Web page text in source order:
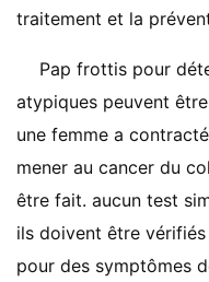
traitement et la
Pap frottis pour
atypiques peuvent
une femme a
mener au cancer du
être fait. aucun test
ils doivent être
pour des symptômes